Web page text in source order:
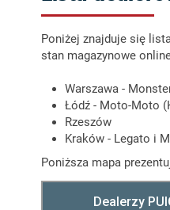
Poniżej znajduje się
stan magazynowe
Warszawa -
Łódź - Moto-Moto
Rzeszów
Kraków - Legato i
Poniższa mapa